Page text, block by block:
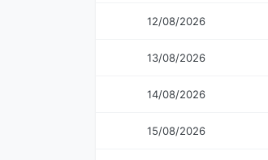
12/08/2026
13/08/2026
14/08/2026
15/08/2026